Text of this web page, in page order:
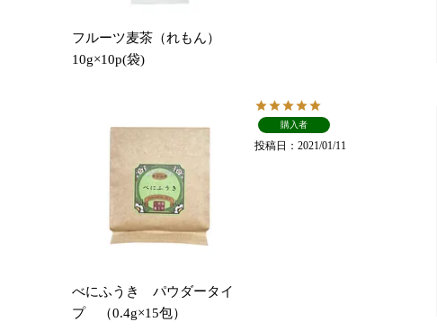
フルーツ麦茶（れもん）
10g×10p(袋)
べにふうき パウダータイ
プ （0.4g×15包）
購入者
投稿日 2021/01/11